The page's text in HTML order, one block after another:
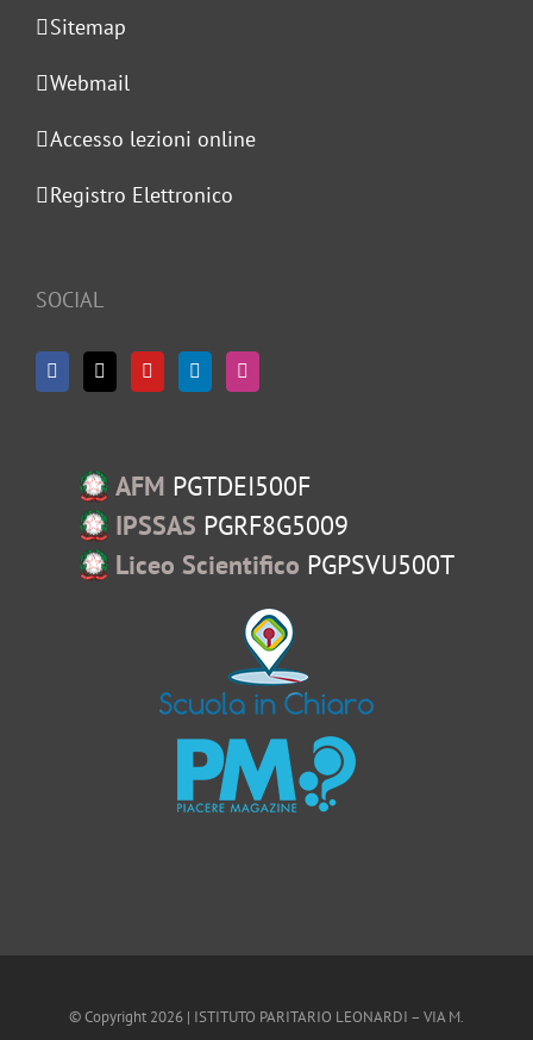
Sitemap
Webmail
Accesso lezioni online
Registro Elettronico
SOCIAL
AFM PGTDEI500F
IPSSAS PGRF8G5009
Liceo Scientifico PGPSVU500T
© Copyright 2026 | ISTITUTO PARITARIO LEONARDI – VIA M.